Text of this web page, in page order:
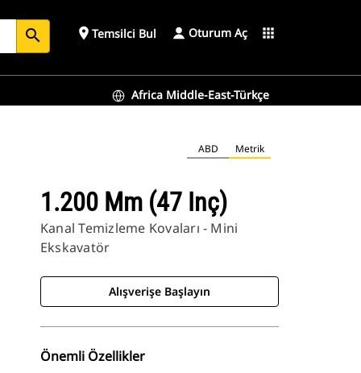
search place Temsilci Bul Oturum Aç apps
Africa Middle-East-Türkçe
ABD Metrik
1.200 Mm (47 Inç)
Kanal Temizleme Kovaları - Mini
Ekskavatör
Alışverişe Başlayın
Önemli Özellikler